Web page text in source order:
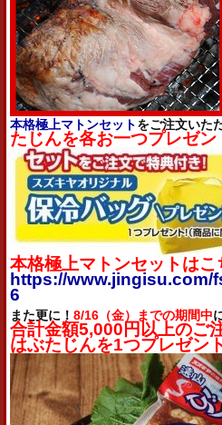
本格極上マトンセット をご注文いた
たじんを各お一つプレゼン
本格極上マトンセットはこ
https://www.jingisu.com/
6
また更に！8/16（金）までの期間中
合計金額5,000円以上のご
はぶたじんを1つプレゼン